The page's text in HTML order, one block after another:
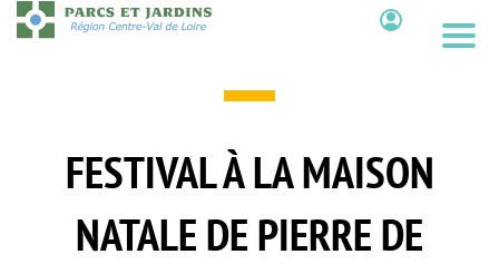
Aller
au
FESTIVAL À LA MAISON
NATALE DE PIERRE DE